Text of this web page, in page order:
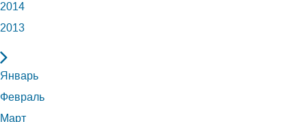
2014
2013
Январь
Февраль
Март